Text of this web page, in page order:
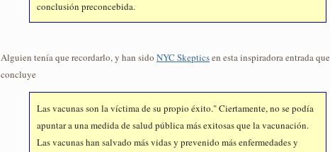
conclusión preconcebida.
Alguien tenía que recordarlo, y han sido NYC Skepticsen esta inspiradora entrada que
concluye
Las vacunas son la víctima de su propio éxito." Ciertamente, no se podía
apuntar a una medida de salud pública más exitosas que la vacunación.
Las vacunas han salvado más vidas y prevenido más enfermedades y